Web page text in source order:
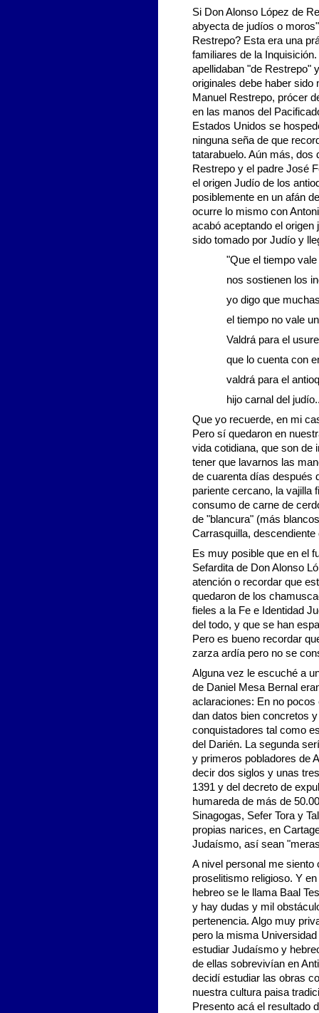
Si Don Alonso López de
abyecta de judíos o
Restrepo? Esta era una
familiares de la
apellidaban "de Restrepo"
originales debe haber
Manuel Restrepo, prócer
en las manos del
Estados Unidos se
ninguna seña de que
tatarabuelo. Aún más, dos
Restrepo y el padre José
el origen Judío de los
posiblemente en un afán
ocurre lo mismo con
acabó aceptando el
sido tomado por Judío y
"Que el tiempo vale
nos sostienen los
yo digo que
el tiempo no vale
Valdrá para el
que lo cuenta con
valdrá para el
hijo carnal del
Que yo recuerde, en mi
Pero sí quedaron en
vida cotidiana, que son de
tener que lavarnos las
de cuarenta días después
pariente cercano, la vajilla
consumo de carne de
de "blancura" (más
Carrasquilla,
Es muy posible que en el
Sefardita de Don Alonso
atención o recordar que
quedaron de los
fieles a la Fe e Identidad
del todo, y que se han
Pero es bueno recordar
zarza ardía pero no se
Alguna vez le escuché a
de Daniel Mesa Bernal
aclaraciones: En no
dan datos bien concretos
conquistadores tal como
del Darién. La segunda
y primeros pobladores de
decir dos siglos y unas
1391 y del decreto de
humareda de más de
Sinagogas, Sefer Tora y
propias narices, en
Judaísmo, así sean
A nivel personal me
proselitismo religioso. Y
hebreo se le llama Baal
y hay dudas y mil
pertenencia. Algo muy
pero la misma
estudiar Judaísmo y
de ellas sobrevivían en
decidí estudiar las obras
nuestra cultura paisa
Presento acá el resultado